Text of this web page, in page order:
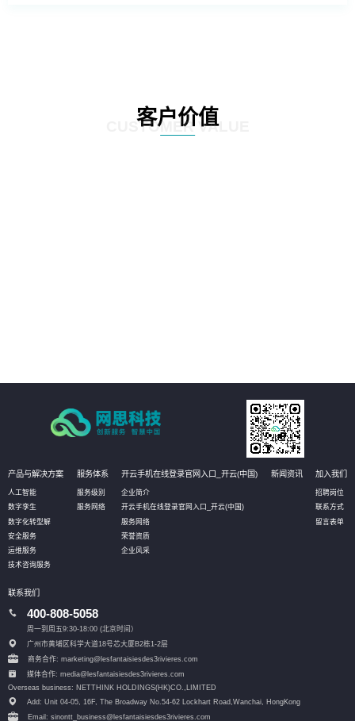
客户价值
CUSTOMER VALUE
产品与解决方案
人工智能
数字孪生
数字化转型解
安全服务
运维服务
技术咨询服务
服务体系
服务级别
服务网络
开云手机在线登录官网入口_开云(中国)
企业简介
开云手机在线登录官网入口_开云(中国)
服务网络
荣誉资质
企业风采
新闻资讯 加入我们
招聘岗位
联系方式
留言表单
联系我们
400-808-5058
周一到周五9:30-18:00 (北京时间）
广州市黄埔区科学大道18号芯大厦B2栋1-2层
商务合作: marketing@lesfantaisiesdes3rivieres.com
媒体合作: media@lesfantaisiesdes3rivieres.com
Overseas business: NETTHINK HOLDINGS(HK)CO.,LIMITED
Add: Unit 04-05, 16F, The Broadway No.54-62 Lockhart Road, Wanchai, HongKong
Email: sinontt_business@lesfantaisiesdes3rivieres.com